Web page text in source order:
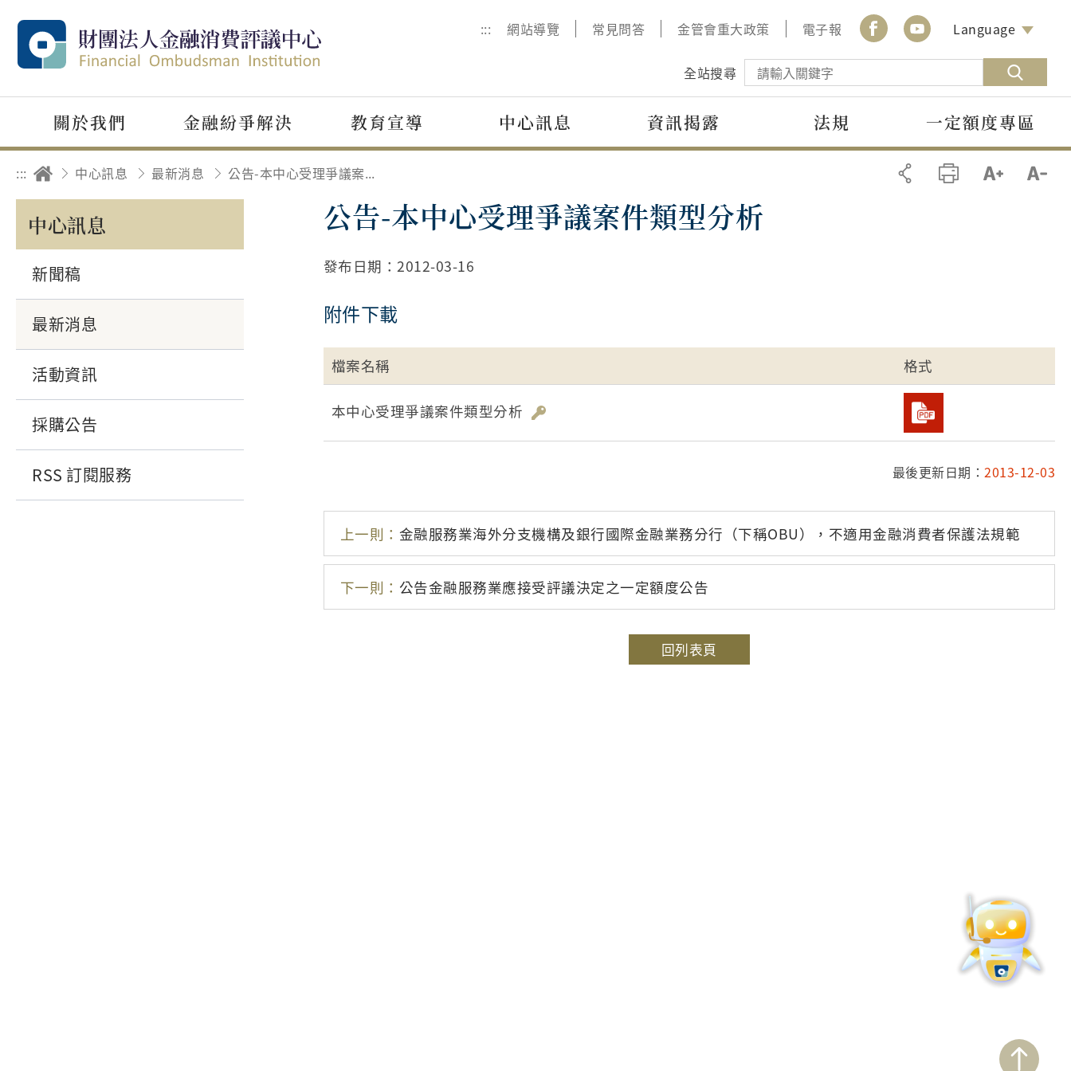
::: 網站導覽 常見問答 金管會重大政策 電子報 Language
全站搜尋
關於我們 金融紛爭解決 教育宣導 中心訊息 資訊揭露 法規 一定額度專區
::: 中心訊息 最新消息 公告-本中心受理爭議案件類型分析
中心訊息
新聞稿
最新消息
活動資訊
採購公告
RSS 訂閱服務
公告-本中心受理爭議案件類型分析
發布日期：2012-03-16
附件下載
檔案名稱 格式
本中心受理爭議案件類型分析
最後更新日期： 2013-12-03
上一則： 金融服務業海外分支機構及銀行國際金融業務分行（下稱OBU），不適用金融消費者保護法規範
下一則： 公告金融服務業應接受評議決定之一定額度公告
回列表頁